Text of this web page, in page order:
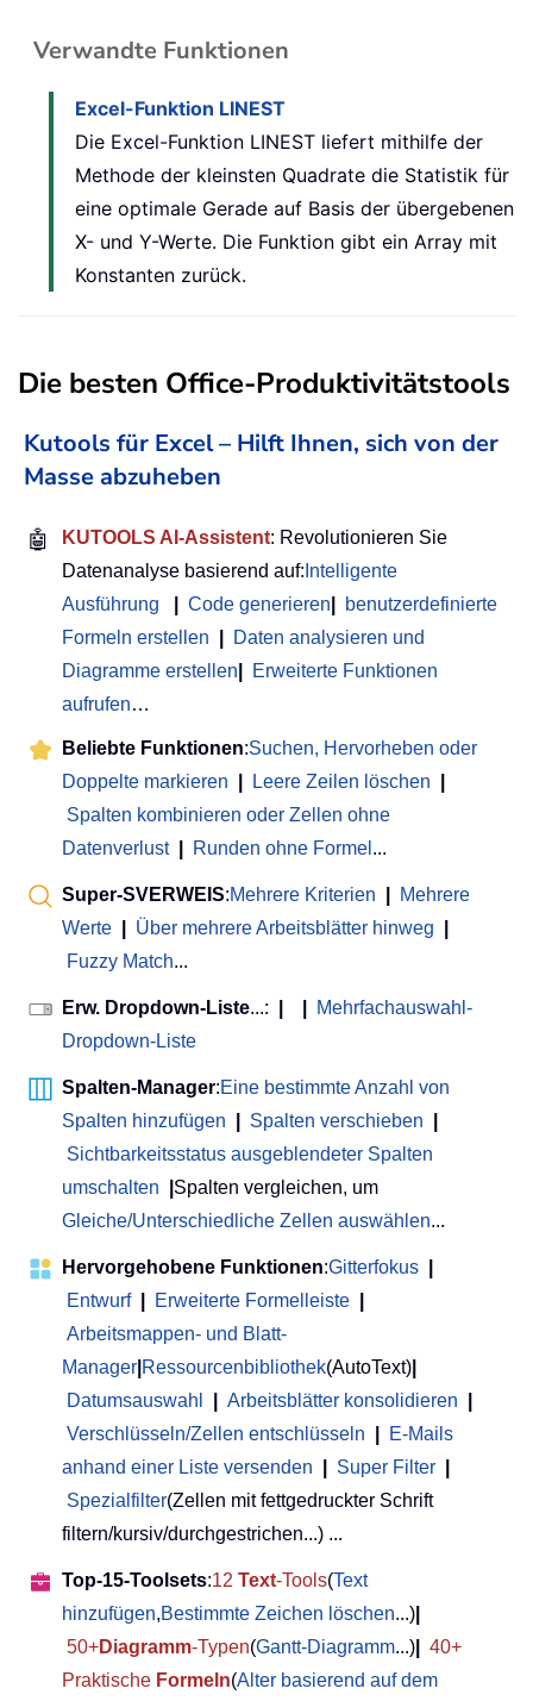
Verwandte Funktionen
Excel-Funktion LINEST
Die Excel-Funktion LINEST liefert mithilfe der
Methode der kleinsten Quadrate die Statistik für
eine optimale Gerade auf Basis der übergebenen
X- und Y-Werte. Die Funktion gibt ein Array mit
Konstanten zurück.
Die besten Office-Produktivitätstools
Kutools für Excel – Hilft Ihnen, sich von der
Masse abzuheben
🤖 KUTOOLS AI-Assistent: Revolutionieren Sie
Datenanalyse basierend auf: Intelligente
Ausführung
Code generieren
benutzerdefinierte
Formeln erstellen
Daten analysieren und
Diagramme erstellen
Erweiterte Funktionen
aufrufen…
Beliebte Funktionen:Suchen, Hervorheben oder
Doppelte markieren
Leere Zeilen löschen
Spalten kombinieren oder Zellen ohne
Datenverlust
Runden ohne Formel ...
Super-SVERWEIS:Mehrere Kriterien
Mehrere
Werte
Über mehrere Arbeitsblätter hinweg
Fuzzy Match...
Erw. Dropdown-Liste...:
Mehrfachauswahl-
Dropdown-Liste
Spalten-Manager:Eine bestimmte Anzahl von
Spalten hinzufügen
Spalten verschieben
Sichtbarkeitsstatus ausgeblendeter Spalten
umschalten
Spalten vergleichen, um
Gleiche/Unterschiedliche Zellen auswählen...
Hervorgehobene Funktionen:Gitterfokus
Entwurf
Erweiterte Formelleiste
Arbeitsmappen- und Blatt-
Manager Ressourcenbibliothek(AutoText)
Datumsauswahl
Arbeitsblätter konsolidieren
Verschlüsseln/Zellen entschlüsseln
E-Mails
anhand einer Liste versenden
Super Filter
Spezialfilter(Zellen mit fettgedruckter Schrift
filtern/kursiv/durchgestrichen...) ...
Top-15-Toolsets:12 Text-Tools(Text
hinzufügen,Bestimmte Zeichen löschen...)
50+Diagramm-Typen(Gantt-Diagramm...)
40+
Praktische Formeln(Alter basierend auf dem